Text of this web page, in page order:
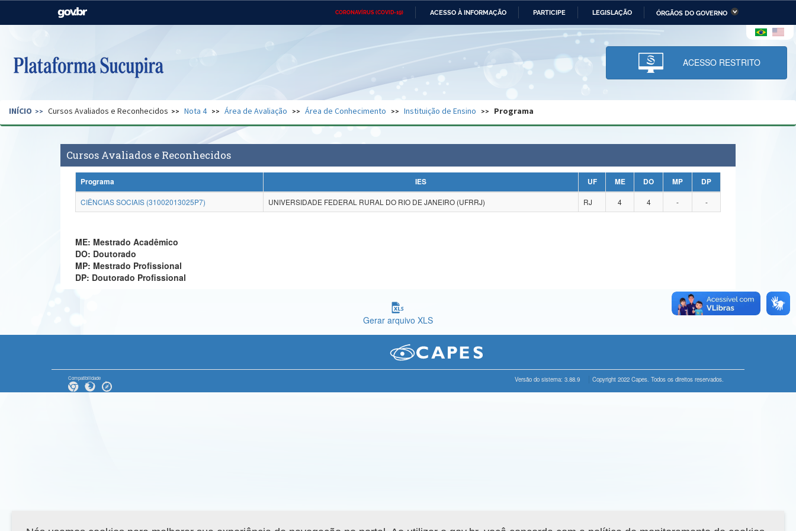
CORONAVÍRUS (COVID-19) ACESSO À INFORMAÇÃO PARTICIPE LEGISLAÇÃO ÓRGÃOS DO GOVERNO
Casa Civil Ministério das Relações Ministério da Economia Ministério da Infraestrutura
Pecuária e Abastecimento
Ministério da Ciência,
Tecnologia, Inovações e
Comunicações
Ministério do Desenvolvimento
Regional e dos Direitos Humanos
Secretaria de Governo Gabinete de Segurança Advocacia-Geral da União Banco Central do Brasil Planalto
ACESSO RESTRITO
INÍCIO Cursos Avaliados e Reconhecidos Nota 4 Área de Avaliação Área de Conhecimento Instituição de Ensino Programa
Cursos Avaliados e Reconhecidos
Programa IES UF ME DO MP
DP
CIÊNCIAS SOCIAIS (31002013025P7)
UNIVERSIDADE FEDERAL RURAL DO RIO DE JANEIRO (UFRRJ) RJ 4 4 - -
ME: Mestrado Acadêmico
DO: Doutorado
MP: Mestrado Profissional
DP: Doutorado Profissional
Gerar arquivo XLS
Compatibilidade Versão do sistema: 3.88.9 Copyright 2022 Capes. Todos os direitos reservados.